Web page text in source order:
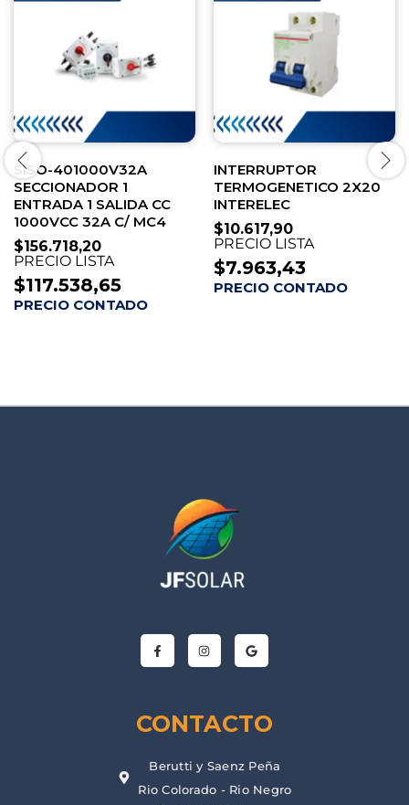
SISO-401000V32A
SECCIONADOR 1
ENTRADA 1 SALIDA CC
1000VCC 32A C/ MC4
$156.718,20
PRECIO LISTA
$117.538,65
PRECIO CONTADO
INTERRUPTOR
TERMOGENETICO 2X20
INTERELEC
$10.617,90
PRECIO LISTA
$7.963,43
PRECIO CONTADO
CONTACTO
Berutti y Saenz Peña
Rio Colorado - Rio Negro